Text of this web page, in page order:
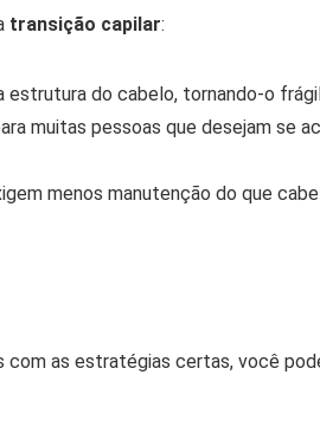
transição capilar:
do cabelo, tornando-o
muitas pessoas que desejam se
menos manutenção do que
com as estratégias certas, você